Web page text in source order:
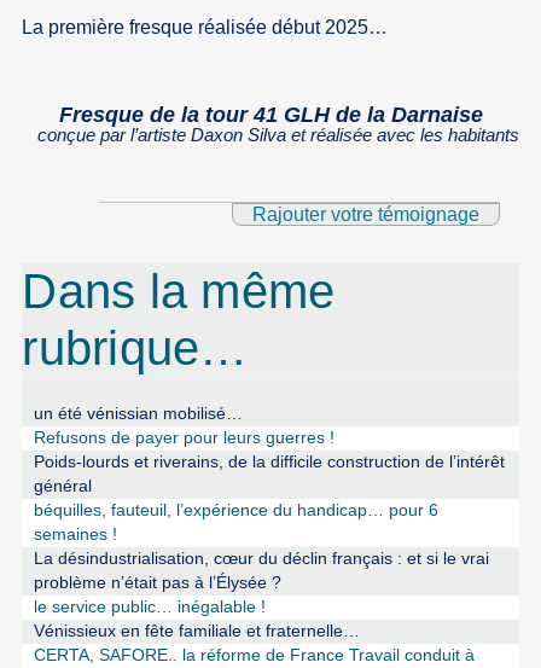
La première fresque réalisée début 2025…
Fresque de la tour 41 GLH de la Darnaise
conçue par l’artiste Daxon Silva et réalisée avec les habitants
Rajouter votre témoignage
Dans la même
rubrique…
un été vénissian mobilisé…
Refusons de payer pour leurs guerres !
Poids-lourds et riverains, de la difficile construction de l’intérêt
général
béquilles, fauteuil, l’expérience du handicap… pour 6
semaines !
La désindustrialisation, cœur du déclin français : et si le vrai
problème n’était pas à l’Élysée ?
le service public… inégalable !
Vénissieux en fête familiale et fraternelle…
CERTA, SAFORE.. la réforme de France Travail conduit à